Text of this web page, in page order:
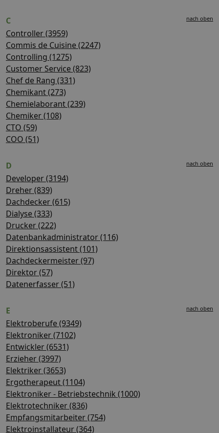
C nach oben
Controller (3959)
Commis de Cuisine (2247)
Controlling (1275)
Customer Service (823)
Chef de Rang (331)
Chemikant (273)
Chemielaborant (239)
Chemiker (108)
CTO (59)
COO (51)
D nach oben
Developer (3194)
Dreher (839)
Dachdecker (615)
Dialyse (333)
Drucker (222)
Datenbankadministrator (116)
Direktionsassistent (101)
Dachdeckermeister (97)
Direktor (57)
Datenerfasser (51)
E nach oben
Elektroberufe (9349)
Elektroniker (7102)
Entwickler (6531)
Erzieher (3997)
Elektriker (3653)
Ergotherapeut (1104)
Elektroniker - Betriebstechnik (1000)
Elektrotechniker (836)
Empfangsmitarbeiter (754)
Elektroinstallateur (364)